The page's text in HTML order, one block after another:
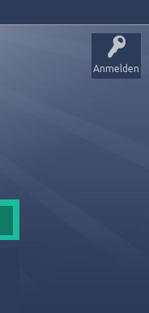
Anmelden